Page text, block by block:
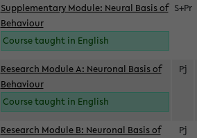
Supplementary Module: Neural Basis of
Behaviour
Course taught in English
S+Pr
Research Module A: Neuronal Basis of
Behaviour
Course taught in English
Pj
Research Module B: Neuronal Basis of
Pj